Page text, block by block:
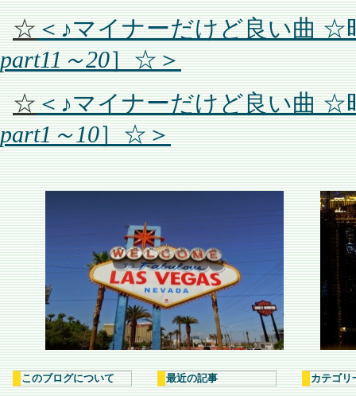
☆＜♪マイナーだけど良い曲 ☆
part11～20］☆＞
☆＜♪マイナーだけど良い曲 ☆
part1～10］☆＞
このブログについて 最近の記事 カテゴリ